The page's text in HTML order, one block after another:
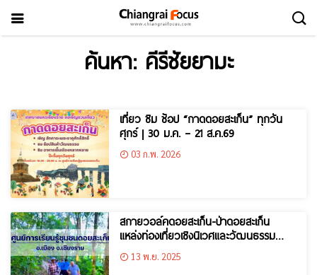
ค้นหา: คีรีชัยยามะ
เที่ยว ชิม ช้อป “กาดดอยสะเก็น” ทุกวัน
ศุกร์ | 30 ม.ค. – 21 ส.ค.69
03 ก.พ. 2026
สกายวอล์คดอยสะเก็น-ป่าดอยสะเก็น
แหล่งท่องเที่ยวเชิงนิเวศและวัฒนธรรม
ใจกลางเมืองเชียงราย
13 พ.ย. 2025